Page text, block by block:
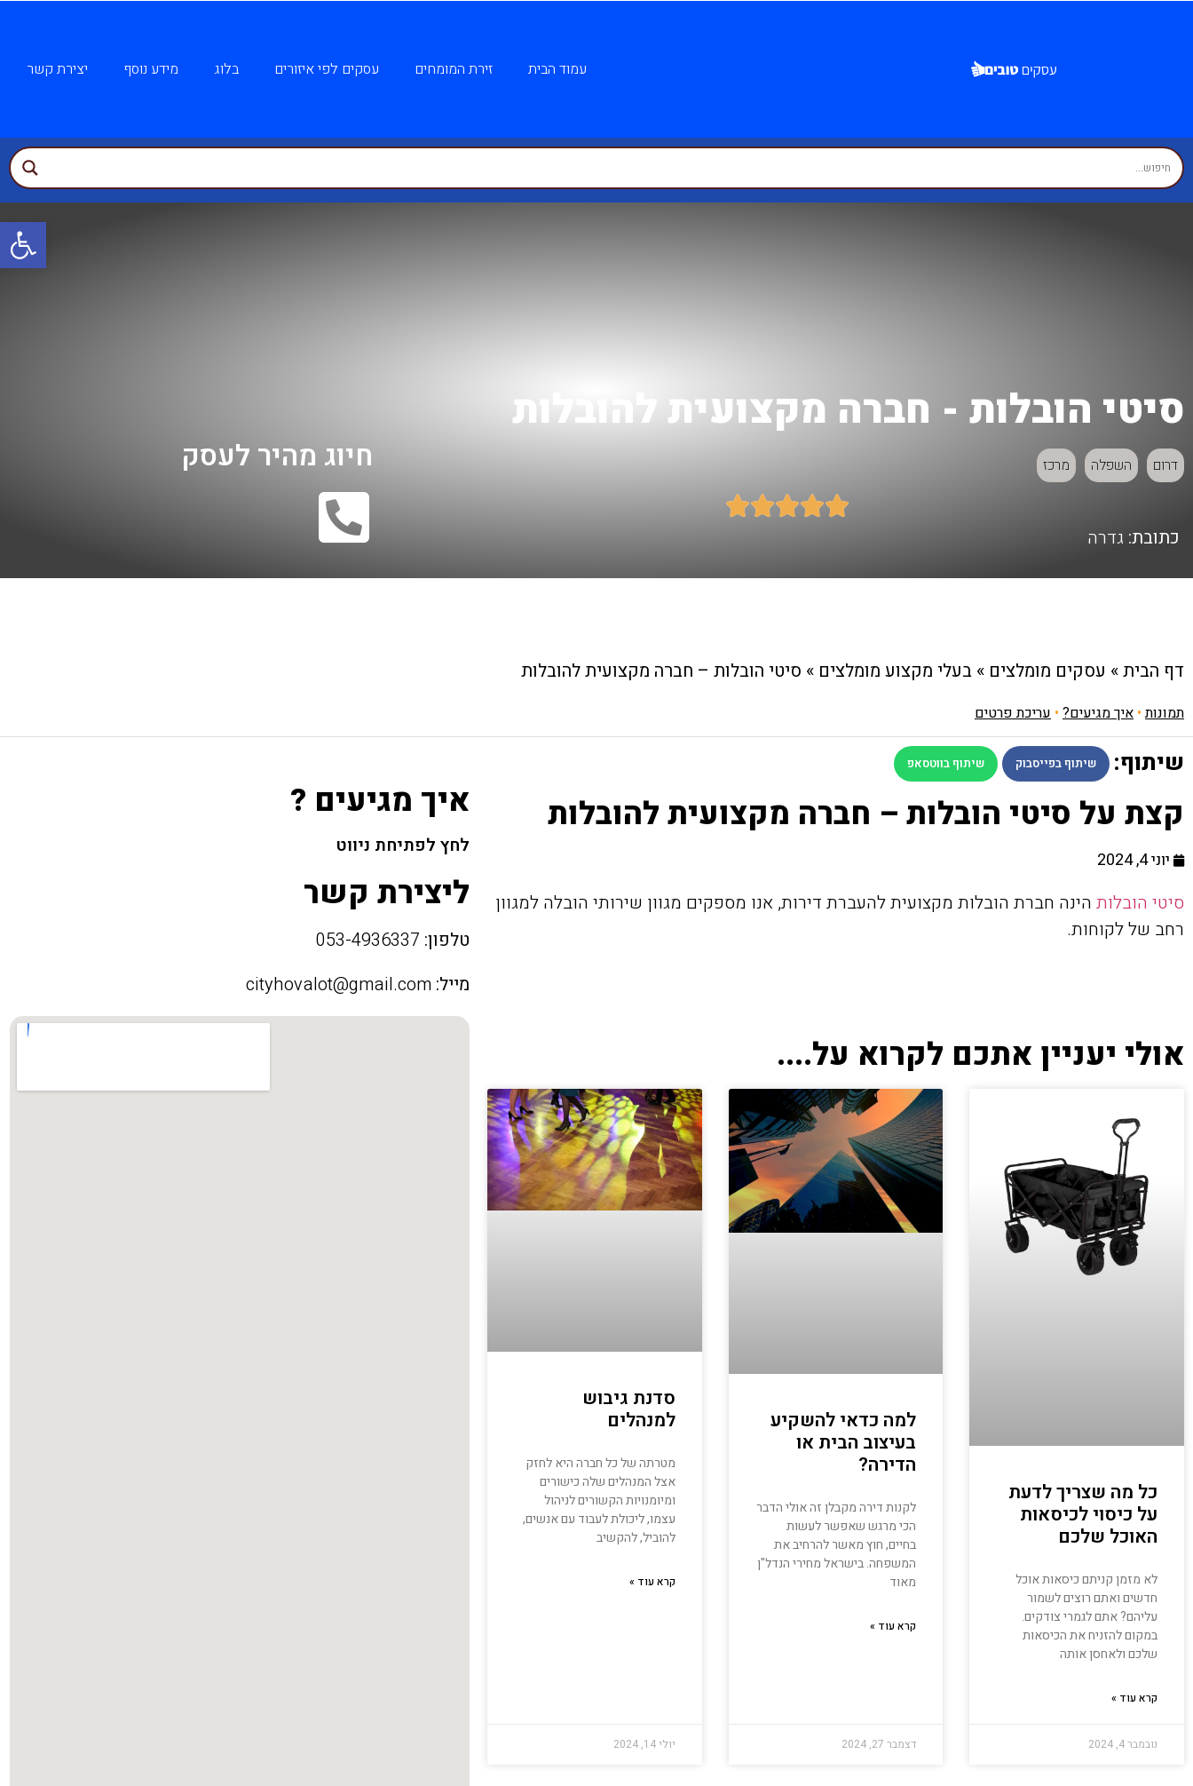
עמוד הבית זירת המומחים עסקים לפי איזורים בלוג מידע נוסף יצירת קשר
סיטי הובלות - חברה מקצועית להובלות
דרום השפלה מרכז





כתובת: גדרה
חיוג מהיר לעסק
דף הבית» עסקים מומלצים » בעלי מקצוע מומלצים » סיטי הובלות – חברה מקצועית להובלות
תמונות• איך מגיעים? • עריכת פרטים
שיתוף: שיתוף בפייסבוק שיתוף בווטסאפ
קצת על סיטי הובלות – חברה מקצועית להובלות
יוני 4, 2024
סיטי הובלות הינה חברת הובלות מקצועית להעברת דירות, אנו מספקים מגוון שירותי הובלה למגוון
רחב של לקוחות.
אולי יעניין אתכם לקרוא על....
כל מה שצריך לדעת
על כיסוי לכיסאות
האוכל שלכם
לא מזמן קניתם כיסאות אוכל
חדשים ואתם רוצים לשמור
עליהם? אתם לגמרי צודקים.
במקום להזניח את הכיסאות
שלכם ולאחסן אותה
קרא עוד »
נובמבר 4, 2024
למה כדאי להשקיע
בעיצוב הבית או
הדירה?
לקנות דירה מקבלן זה אולי הדבר
הכי מרגש שאפשר לעשות
בחיים, חוץ מאשר להרחיב את
המשפחה. בישראל מחירי הנדל"ן
מאוד
קרא עוד »
דצמבר 27, 2024
סדנת גיבוש
למנהלים
מטרתה של כל חברה היא לחזק
אצל המנהלים שלה כישורים
ומיומנויות הקשורים לניהול
עצמו, ליכולת לעבוד עם אנשים,
להוביל, להקשיב
קרא עוד »
יולי 14, 2024
איך מגיעים ?
לחץ לפתיחת ניווט
ליצירת קשר
טלפון:
מייל: cityhovalot@gmail.com